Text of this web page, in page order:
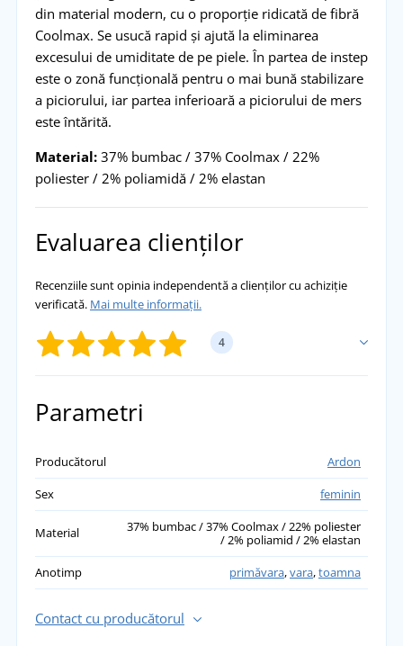
din material modern, cu o proporție ridicată de fibră
Coolmax. Se usucă rapid și ajută la eliminarea
excesului de umiditate de pe piele. În partea de instep
este o zonă funcțională pentru o mai bună stabilizare
a piciorului, iar partea inferioară a piciorului de mers
este întărită.
Material:37% bumbac / 37% Coolmax / 22%
poliester / 2% poliamidă / 2% elastan
Evaluarea clienților
Recenziile sunt opinia independentă a clienților cu achiziție
verificată. Mai multe informații.
4
Monika
Șosetele sunt grozave și se potrivesc perfect.
Parametri
Producătorul
Ardon
Sex
feminin
Material
37% bumbac / 37% Coolmax / 22% poliester
/ 2% poliamid / 2% elastan
Anotimp
primăvara,vara,toamna
Contact cu producătorul